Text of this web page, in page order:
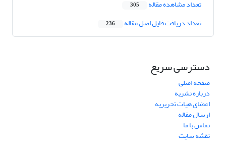
تعداد مشاهده مقاله 305
تعداد دریافت فایل اصل مقاله 236
دسترسی سریع
صفحه اصلی
درباره نشریه
اعضای هیات تحریریه
ارسال مقاله
تماس با ما
نقشه سایت